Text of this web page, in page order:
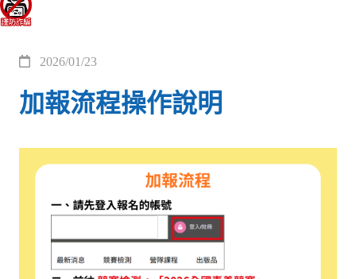
2026/01/23
加報流程操作說明